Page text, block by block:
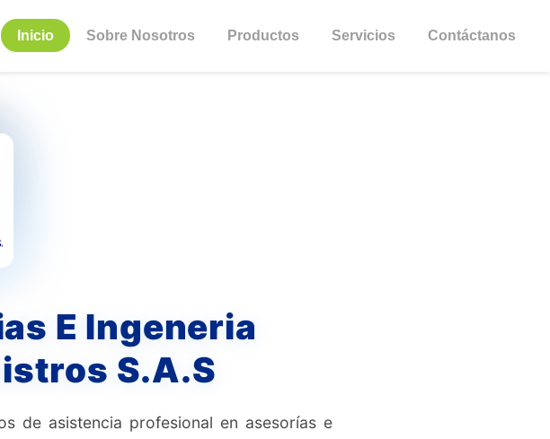
Inicio Sobre Nosotros Productos Servicios Contáctanos
E Ingeneria
S.A.S
de asistencia profesional en asesorías e